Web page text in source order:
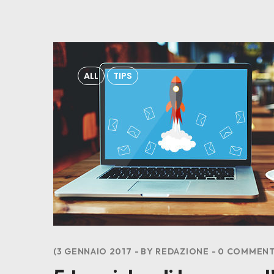
ALL TIPS
3 GENNAIO 2017 BY REDAZIONE 0